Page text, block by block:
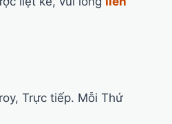
Trực tiếp. Mỗi Thứ